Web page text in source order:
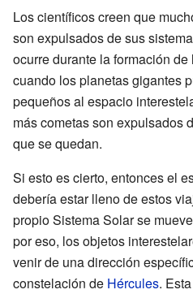
Los científicos creen que
son expulsados de sus
ocurre durante la formación
cuando los planetas gigantes
pequeños al espacio
más cometas son expulsados
que se quedan.
Si esto es cierto, entonces el
debería estar lleno de estos
propio Sistema Solar se
por eso, los objetos
venir de una dirección
constelación de Hércules.